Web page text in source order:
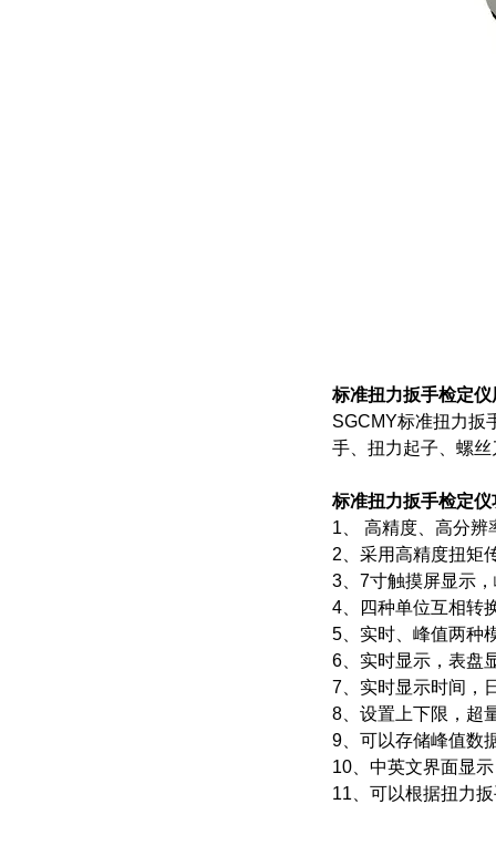
标准扭力扳手检定仪
SGCMY标准扭力扳
手、扭力起子、螺
标准扭力扳手检定仪
1、 高精度、高分辨
2、采用高精度扭矩
3、7寸触摸屏显示
4、四种单位互相转
5、实时、峰值两种
6、实时显示，表盘
7、实时显示时间，
8、设置上下限，超
9、可以存储峰值数
10、中英文界面显
11、可以根据扭力